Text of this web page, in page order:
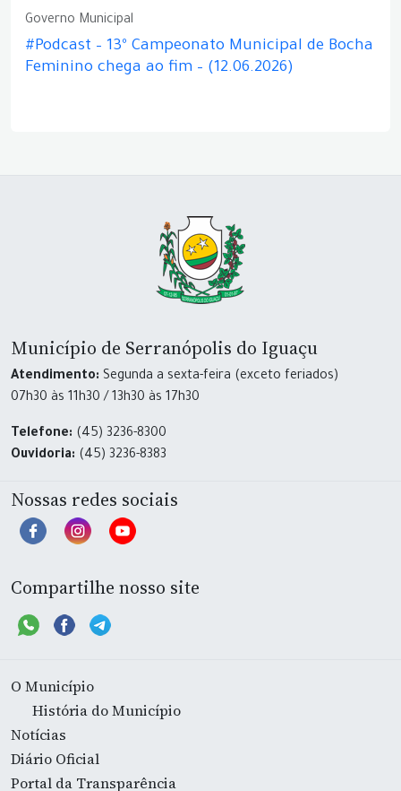
Governo Municipal
#Podcast – 13º Campeonato Municipal de Bocha
Feminino chega ao fim – (12.06.2026)
Município de Serranópolis do Iguaçu
Atendimento: Segunda a sexta-feira (exceto feriados)
07h30 às 11h30 / 13h30 às 17h30
Telefone: (45) 3236-8300
Ouvidoria: (45) 3236-8383
Nossas redes sociais
Compartilhe nosso site
O Município
História do Município
Notícias
Diário Oficial
Portal da Transparência